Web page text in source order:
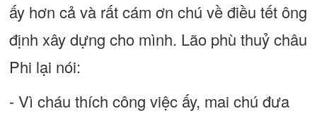
ấy hơn cả và rất cám ơn chú về điều tết ông
định xây dựng cho mình. Lão phù thuỷ châu
Phi lại nói:
- Vì cháu thích công việc ấy, mai chú đưa